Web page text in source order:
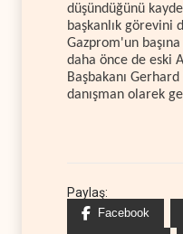
düşündüğünü
başkanlık görevini
Gazprom'un
daha önce de eski
Başbakanı
danışman olarek
Paylaş:
Facebook